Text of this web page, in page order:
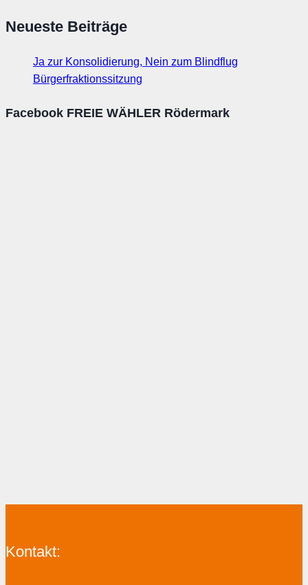
Neueste Beiträge
Ja zur Konsolidierung, Nein zum Blindflug
Bürgerfraktionssitzung
Facebook FREIE WÄHLER Rödermark
Kontakt: